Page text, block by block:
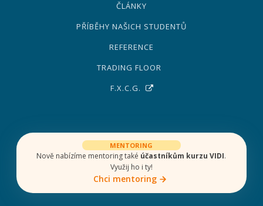
ČLÁNKY
PŘÍBĚHY NAŠICH STUDENTŮ
REFERENCE
TRADING FLOOR
F.X.C.G.
MENTORING
Nově nabízíme mentoring také účastníkům kurzu VIDI.
Využij ho i ty!
Chci mentoring